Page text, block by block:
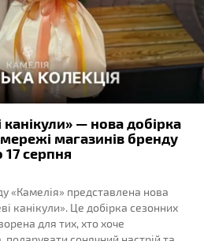
канікули» — нова добірка
магазинів бренду
17 серпня
«Камелія» представлена нова
канікули». Це добірка сезонних
для тих, хто хоче